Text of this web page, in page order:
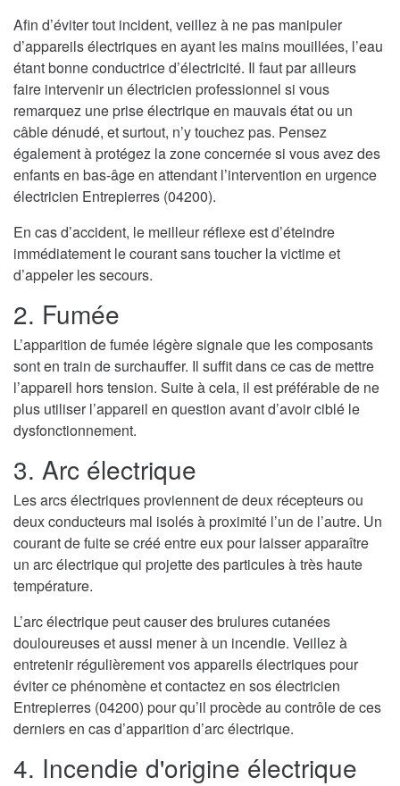
Afin d’éviter tout incident, veillez à ne pas manipuler
d’appareils électriques en ayant les mains mouillées, l’eau
étant bonne conductrice d’électricité. Il faut par ailleurs
faire intervenir un électricien professionnel si vous
remarquez une prise électrique en mauvais état ou un
câble dénudé, et surtout, n’y touchez pas. Pensez
également à protégez la zone concernée si vous avez des
enfants en bas-âge en attendant l’intervention en urgence
électricien Entrepierres (04200).
En cas d’accident, le meilleur réflexe est d’éteindre
immédiatement le courant sans toucher la victime et
d’appeler les secours.
2. Fumée
L’apparition de fumée légère signale que les composants
sont en train de surchauffer. Il suffit dans ce cas de mettre
l’appareil hors tension. Suite à cela, il est préférable de ne
plus utiliser l’appareil en question avant d’avoir ciblé le
dysfonctionnement.
3. Arc électrique
Les arcs électriques proviennent de deux récepteurs ou
deux conducteurs mal isolés à proximité l’un de l’autre. Un
courant de fuite se créé entre eux pour laisser apparaître
un arc électrique qui projette des particules à très haute
température.
L’arc électrique peut causer des brulures cutanées
douloureuses et aussi mener à un incendie. Veillez à
entretenir régulièrement vos appareils électriques pour
éviter ce phénomène et contactez en sos électricien
Entrepierres (04200) pour qu’il procède au contrôle de ces
derniers en cas d’apparition d’arc électrique.
4. Incendie d'origine électrique